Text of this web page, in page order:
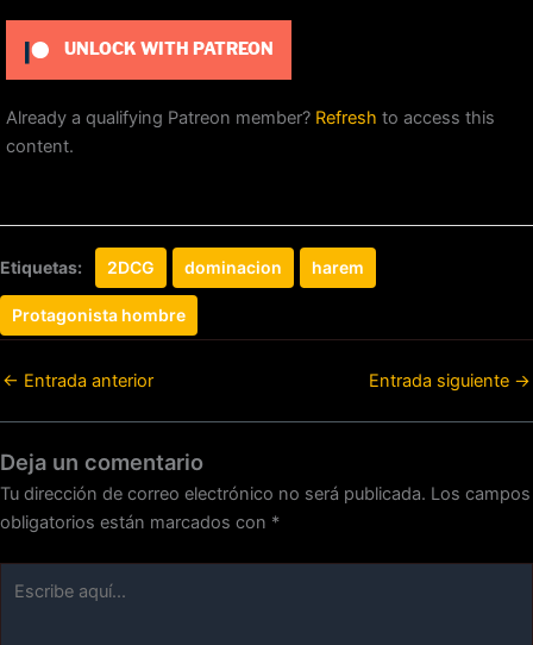
UNLOCK WITH PATREON
Already a qualifying Patreon member? Refresh to access this
content.
Etiquetas: 2DCG dominacion harem
Protagonista hombre
← Entrada anterior Entrada siguiente →
Deja un comentario
Tu dirección de correo electrónico no será publicada. Los campos
obligatorios están marcados con *
aquí...